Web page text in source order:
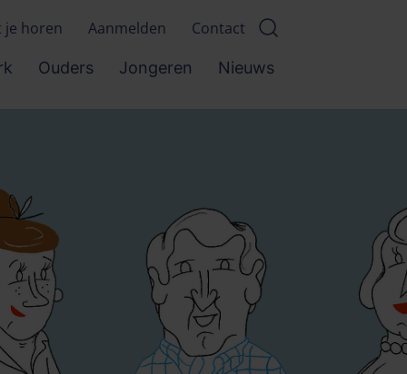
je horen Aanmelden Contact
Ouders Jongeren Nieuws